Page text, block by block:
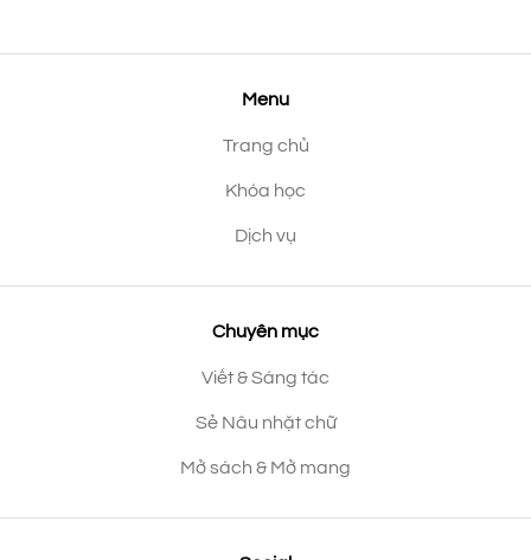
Menu
Trang chủ
Khóa học
Dịch vụ
Chuyên mục
Viết & Sáng tác
Sẻ Nâu nhặt chữ
Mở sách & Mở mang